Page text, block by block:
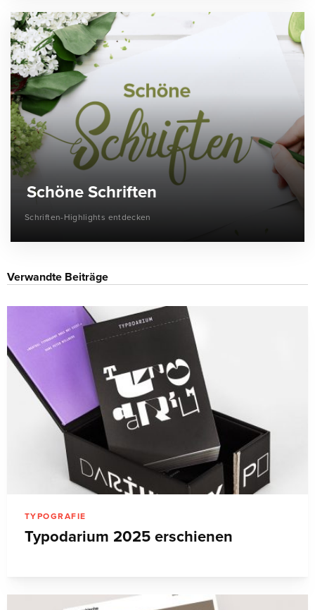
Schöne Schriften
Schriften-Highlights entdecken
Verwandte Beiträge
TYPOGRAFIE
Typodarium 2025 erschienen